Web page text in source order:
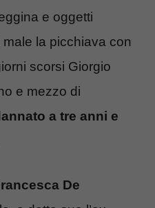
e oggetti
la picchiava con
scorsi Giorgio
e mezzo di
a tre anni e
De